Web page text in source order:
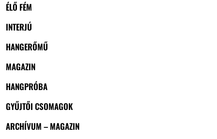
ÉLŐ FÉM
INTERJÚ
HANGERŐMŰ
MAGAZIN
HANGPRÓBA
GYŰJTŐI CSOMAGOK
ARCHÍVUM – MAGAZIN